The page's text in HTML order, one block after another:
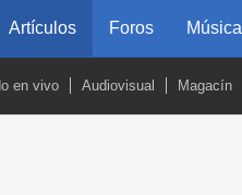
Artículos Foros Música
en vivo Audiovisual Magacín